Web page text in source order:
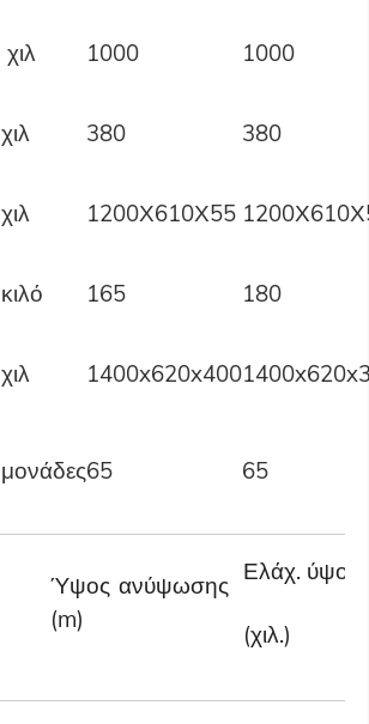
χιλ 1000 1000
χιλ 380 380
χιλ 1200Χ610Χ55
κιλό 165 180
χιλ 1400x620x400
μονάδες65 65
Ύψος ανύψωσης
(m)
Ελάχ. ύψος
(χιλ.)